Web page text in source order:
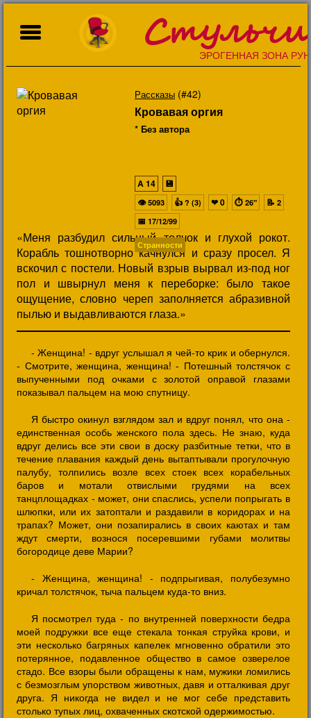
ЭРОГЕННАЯ ЗОНА
Рассказы (#42)
Кровавая оргия
* Без автора
«Меня разбудил сильный толчок и глухой рокот.
Корабль тошнотворно качнулся и сразу просел. Я
вскочил с постели. Новый взрыв вырвал из-под ног
пол и швырнул меня к переборке: было такое
ощущение, словно череп заполняется абразивной
пылью и выдавливаются глаза.»
A14
💾
👁5093 👍 ? (3) ❤0 ⏱ 26" 📝 2
📅 17/12/99
Странности
- Женщина! - вдруг услышал я чей-то крик и обернулся.
- Смотрите, женщина, женщина! - Потешный толстячок с
выпученными под очками с золотой оправой глазами
показывал пальцем на мою спутницу.
Я быстро окинул взглядом зал и вдруг понял, что она -
единственная особь женского пола здесь. Не знаю, куда
вдруг делись все эти свои в доску разбитные тетки, что в
течение плавания каждый день вытаптывали прогулочную
палубу, толпились возле всех стоек всех корабельных
баров и мотали отвислыми грудями на всех
танцплощадках - может, они спаслись, успели попрыгать в
шлюпки, или их затоптали и раздавили в коридорах и на
трапах? Может, они позапирались в своих каютах и там
ждут смерти, вознося посеревшими губами молитвы
богородице деве Марии?
- Женщина, женщина! - подпрыгивая, полубезумно
кричал толстячок, тыча пальцем куда-то вниз.
Я посмотрел туда - по внутренней поверхности бедра
моей подружки все еще стекала тонкая струйка крови, и
эти несколько багряных капелек мгновенно обратили это
потерянное, подавленное общество в самое озверелое
стадо. Все взоры были обращены к нам, мужики ломились
с безмозглым упорством животных, давя и отталкивая друг
друга. Я никогда не видел и не мог себе представить
столько тупых лиц, охваченных скотской одержимостью.